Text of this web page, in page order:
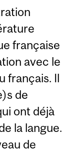
française
avec le
français. Il
de
ont déjà
la langue.
de